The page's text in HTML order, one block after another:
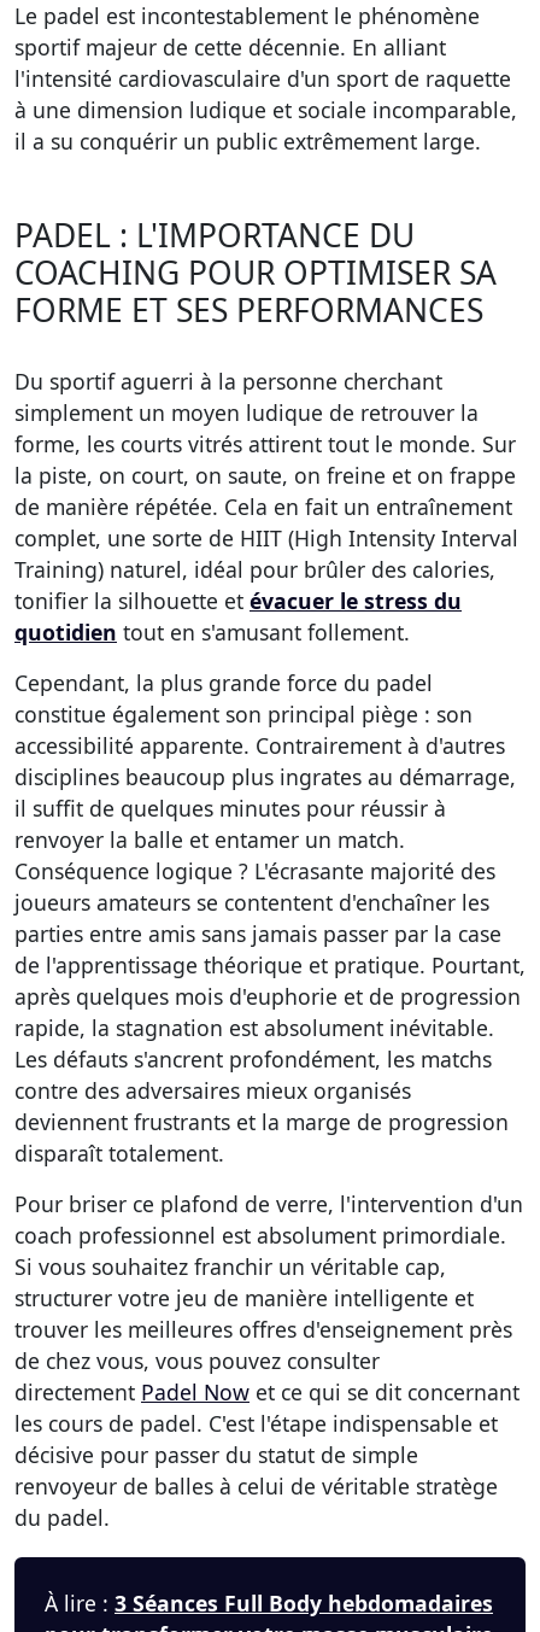
Le padel est incontestablement le phénomène
sportif majeur de cette décennie. En alliant
l'intensité cardiovasculaire d'un sport de raquette
à une dimension ludique et sociale incomparable,
il a su conquérir un public extrêmement large.
PADEL : L'IMPORTANCE DU
COACHING POUR OPTIMISER SA
FORME ET SES PERFORMANCES
Du sportif aguerri à la personne cherchant
simplement un moyen ludique de retrouver la
forme, les courts vitrés attirent tout le monde. Sur
la piste, on court, on saute, on freine et on frappe
de manière répétée. Cela en fait un entraînement
complet, une sorte de HIIT (High Intensity Interval
Training) naturel, idéal pour brûler des calories,
tonifier la silhouette et évacuer le stress du
quotidien tout en s'amusant follement.
Cependant, la plus grande force du padel
constitue également son principal piège : son
accessibilité apparente. Contrairement à d'autres
disciplines beaucoup plus ingrates au démarrage,
il suffit de quelques minutes pour réussir à
renvoyer la balle et entamer un match.
Conséquence logique ? L'écrasante majorité des
joueurs amateurs se contentent d'enchaîner les
parties entre amis sans jamais passer par la case
de l'apprentissage théorique et pratique. Pourtant,
après quelques mois d'euphorie et de progression
rapide, la stagnation est absolument inévitable.
Les défauts s'ancrent profondément, les matchs
contre des adversaires mieux organisés
deviennent frustrants et la marge de progression
disparaît totalement.
Pour briser ce plafond de verre, l'intervention d'un
coach professionnel est absolument primordiale.
Si vous souhaitez franchir un véritable cap,
structurer votre jeu de manière intelligente et
trouver les meilleures offres d'enseignement près
de chez vous, vous pouvez consulter
directement Padel Now et ce qui se dit concernant
les cours de padel. C'est l'étape indispensable et
décisive pour passer du statut de simple
renvoyeur de balles à celui de véritable stratège
du padel.
À lire : 3 Séances Full Body hebdomadaires